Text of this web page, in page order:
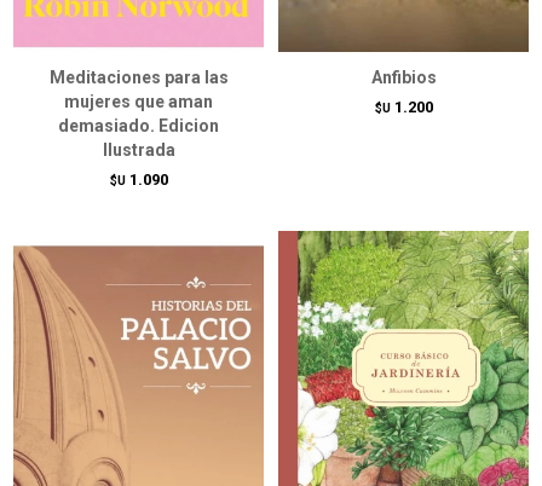
Meditaciones para las
mujeres que aman
demasiado. Edicion
Ilustrada
$U 1.090
Anfibios
$U 1.200